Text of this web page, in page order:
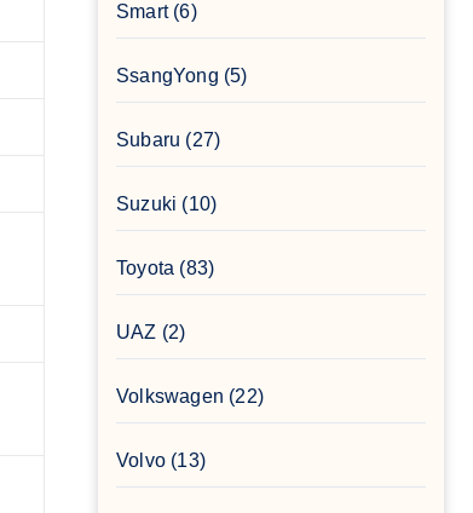
Smart(6)
SsangYong (5)
Subaru (27)
Suzuki (10)
Toyota (83)
UAZ (2)
Volkswagen (22)
Volvo (13)